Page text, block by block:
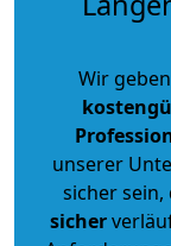
Wir
unserer
sicher sein,
sicher